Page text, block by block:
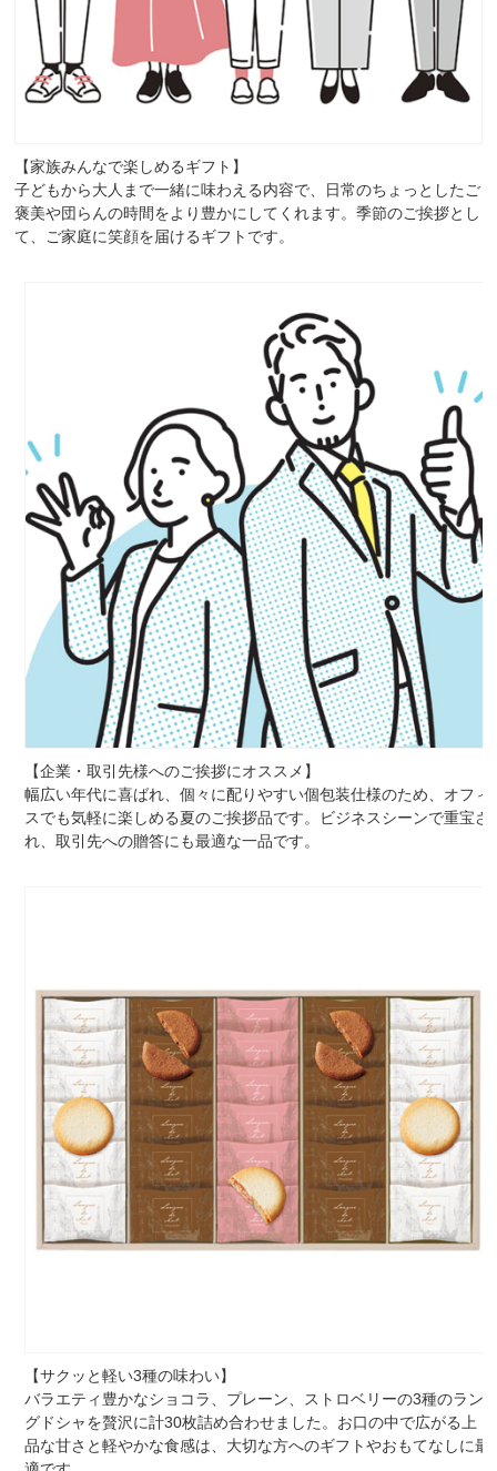
【家族みんなで楽しめるギフト】
子どもから大人まで一緒に味わえる内容で、日常のちょっとしたご
褒美や団らんの時間をより豊かにしてくれます。季節のご挨拶とし
て、ご家庭に笑顔を届けるギフトです。
【企業・取引先様へのご挨拶にオススメ】
幅広い年代に喜ばれ、個々に配りやすい個包装仕様のため、オフィ
スでも気軽に楽しめる夏のご挨拶品です。ビジネスシーンで重宝さ
れ、取引先への贈答にも最適な一品です。
【サクッと軽い3種の味わい】
バラエティ豊かなショコラ、プレーン、ストロベリーの3種のラン
グドシャを贅沢に計30枚詰め合わせました。お口の中で広がる上
品な甘さと軽やかな食感は、大切な方へのギフトやおもてなしに最